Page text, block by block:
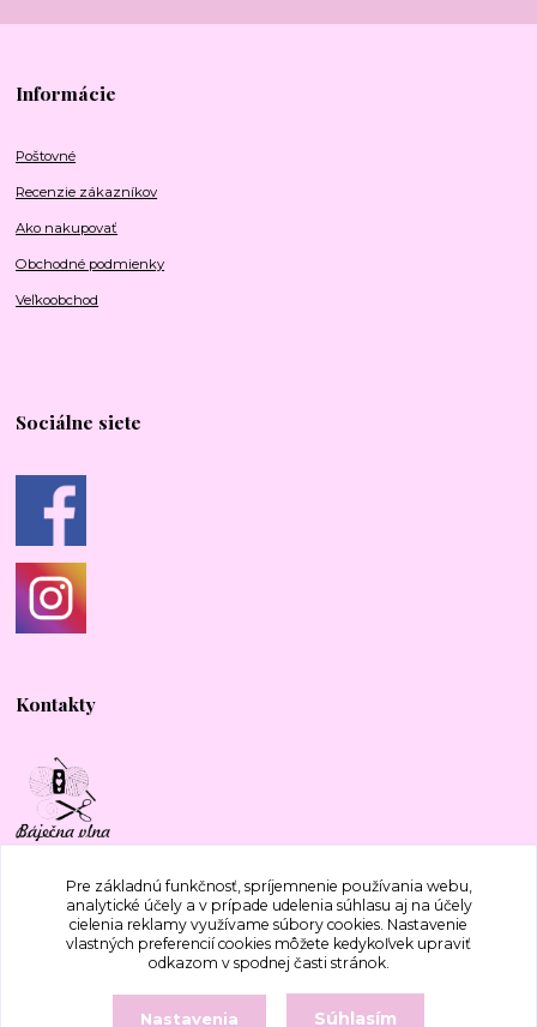
Informácie
Poštovné
Recenzie zákazníkov
Ako nakupovať
Obchodné podmienky
Veľkoobchod
Sociálne siete
Kontakty
+421 917 577 388
bajecnavlna@gmail.com
Pre základnú funkčnosť, spríjemnenie používania webu,
analytické účely a v prípade udelenia súhlasu aj na účely
cielenia reklamy využívame súbory cookies. Nastavenie
vlastných preferencií cookies môžete kedykoľvek upraviť
odkazom v spodnej časti stránok.
Nastavenia Súhlasím